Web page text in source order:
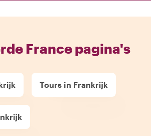
France pagina's
Tours in Frankrijk